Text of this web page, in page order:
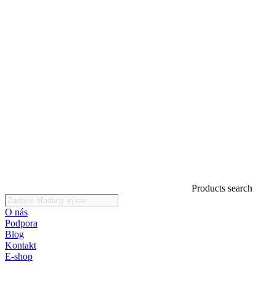
Products search
O nás
Podpora
Blog
Kontakt
E-shop